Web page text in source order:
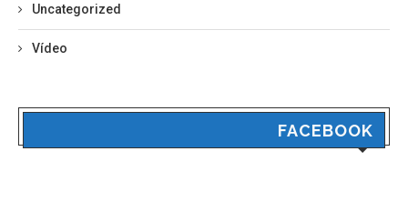
Uncategorized
Vídeo
FACEBOOK